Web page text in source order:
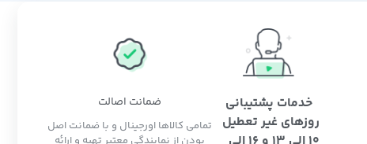
خدمات پشتیبانی
روزهای غیر تعطیل
ضمانت اصالت
تمامی کالاها اورجینال و با ضمانت اصل